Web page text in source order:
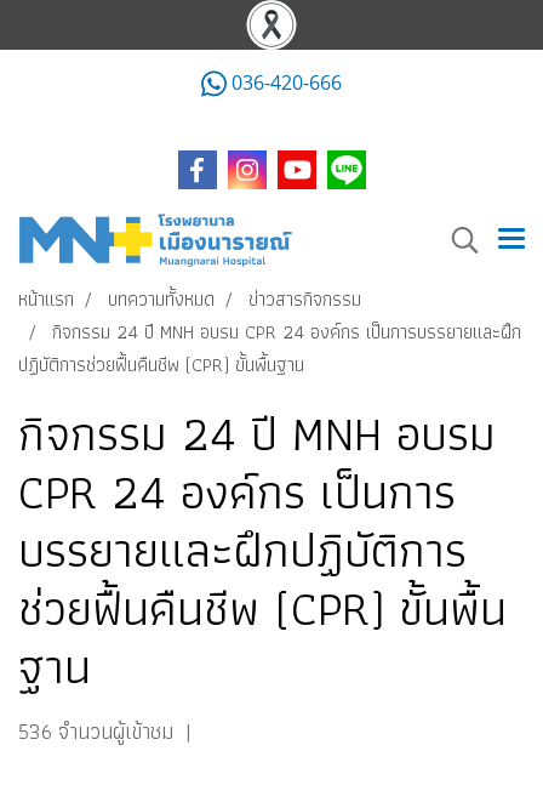
036-420-666
หน้าแรก บทความทั้งหมด
ข่าวสารกิจกรรม
กิจกรรม 24 ปี MNH อบรม CPR 24 องค์กร เป็นการบรรยายและฝึก
ปฏิบัติการช่วยฟื้นคืนชีพ (CPR) ขั้นพื้นฐาน
กิจกรรม 24 ปี MNH อบรม
CPR 24 องค์กร เป็นการ
บรรยายและฝึกปฏิบัติการ
ช่วยฟื้นคืนชีพ (CPR) ขั้นพื้น
ฐาน
536 จำนวนผู้เข้าชม |